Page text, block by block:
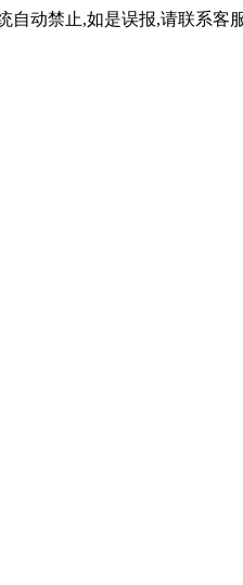
自动禁止,如是误报,请联系客